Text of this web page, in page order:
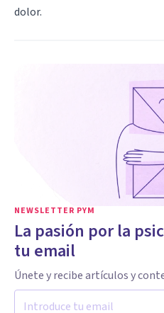
dolor.
NEWSLETTER PYM
La pasión por la
tu email
Únete y recibe artículos y